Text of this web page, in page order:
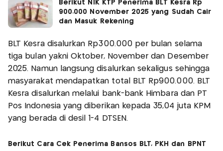
Berikut NIK KTP Penerima BLT Kesra Rp
900.000 November 2025 yang Sudah Cair
dan Masuk Rekening
BLT Kesra disalurkan Rp300.000 per bulan selama
tiga bulan yakni Oktober, November dan Desember
2025. Namun langsung disalurkan sekaligus sehingga
masyarakat mendapatkan total BLT Rp900.000. BLT
Kesra disalurkan melalui bank-bank Himbara dan PT
Pos Indonesia yang diberikan kepada 35,04 juta KPM
yang berada di desil 1-4 DTSEN.
Berikut Cara Cek Penerima Bansos BLT, PKH dan BPNT